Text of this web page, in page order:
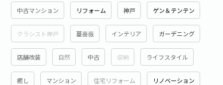
中古マンション リフォーム 神戸 ゲン＆テンテン
クラシスト神戸 蔓薔薇 インテリア ガーデニング
店舗改装 自然 中古 収納 ライフスタイル
癒し マンション 住宅リフォーム リノベーション